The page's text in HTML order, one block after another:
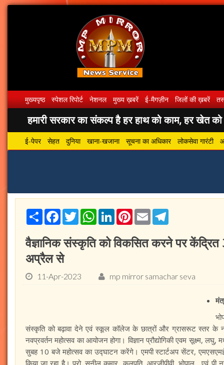
मुख्यपृष्ठ स्पेशल रिपोर्ट नेशनल मुख्य ख़बरें ई-मैगज़ीन जिलों की ख़बरें
हमारी सरकार का संकल्प है हर हाथ को काम, हर खेत को
ई-पेपर सेहत दुनिया खाना-खजाना सूचना का अधिकार लोकसेवा गारंटी
ShareFacebook
TwitterWhatsApp
LinkedInPinterest
Email
वैज्ञानिक संस्कृति को विकसित करने पर केंद्रित
अप्रैल से
11-Apr-2023 mp mirror samachar seva
संस्कृति को बढ़ावा देने एवं स्कूल कॉलेज के छात्रों और ग्रासरूट स्तर
नवप्रवर्तन महोत्सव का आयोजन होगा। विज्ञान प्रौद्योगिकी एवम सूक्ष्म,
सुबह 10 बजे महोत्सव का उद्घाटन करेंगे। एमपी स्टार्टअप सेंटर,
किया जा रहा है। प्रो. सुनील कुमार, कुलपति, आरजीपीवी, भोपाल, एवं पी